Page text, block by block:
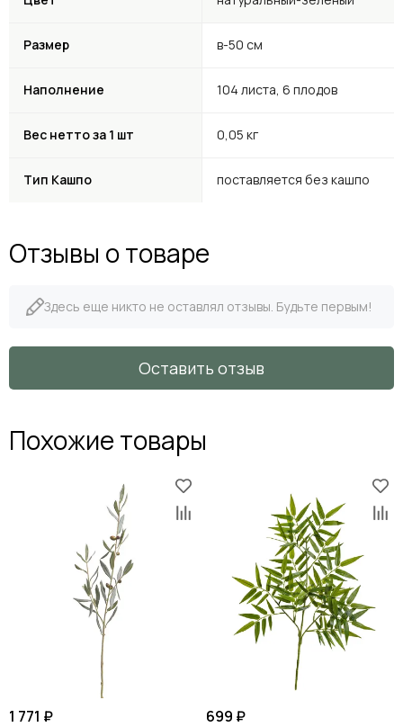
Размер в-50 см
Наполнение 104 листа, 6 плодов
Вес нетто за 1 шт 0,05 кг
Тип Кашпо поставляется без кашпо
Отзывы о товаре
Здесь еще никто не оставлял отзывы. Будьте первым!
Оставить отзыв
Похожие товары
1 771 ₽ 699 ₽